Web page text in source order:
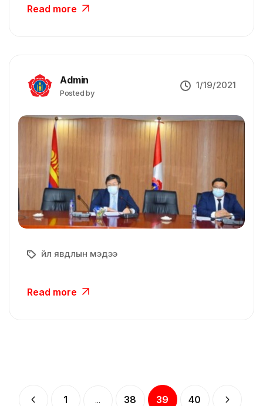
Read more
Admin
Posted by
1/19/2021
Үйл явдлын мэдээ
Read more
1 ... 38 39 40